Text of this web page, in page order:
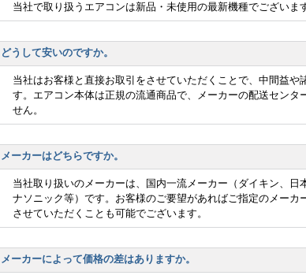
当社で取り扱うエアコンは新品・未使用の最新機種でございま
どうして安いのですか。
当社はお客様と直接お取引をさせていただくことで、中間益
す。エアコン本体は正規の流通商品で、メーカーの配送セン
せん。
メーカーはどちらですか。
当社取り扱いのメーカーは、国内一流メーカー（ダイキン、
ナソニック等）です。お客様のご要望があればご指定のメー
させていただくことも可能でございます。
メーカーによって価格の差はありますか。